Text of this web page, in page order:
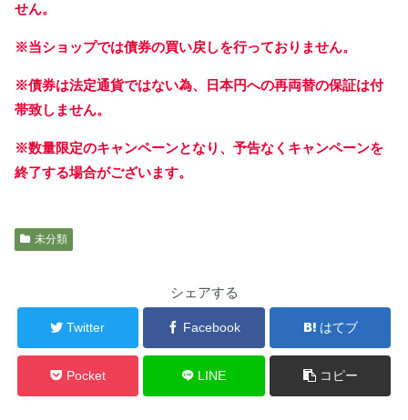
せん。
※当ショップでは債券の買い戻しを行っておりません。
※債券は法定通貨ではない為、日本円への再両替の保証は付
帯致しません。
※数量限定のキャンペーンとなり、予告なくキャンペーンを
終了する場合がございます。
未分類
シェアする
Twitter Facebook はてブ
Pocket LINE コピー